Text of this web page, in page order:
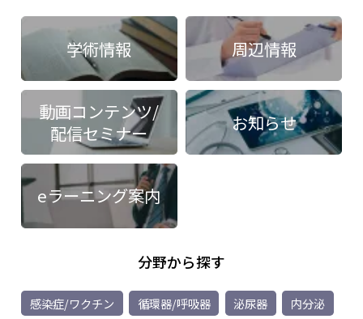
学術情報 周辺情報
動画コンテンツ/
配信セミナー
お知らせ
eラーニング案内
分野から探す
感染症/ワクチン 循環器/呼吸器 泌尿器
内分泌